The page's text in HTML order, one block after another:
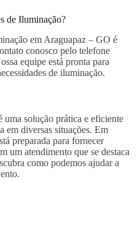
de Iluminação?
em Araguapaz – GO é
conosco pelo telefone
equipe está pronta para
de iluminação.
uma solução prática e eficiente
em diversas situações. Em
preparada para fornecer
um atendimento que se destaca
como podemos ajudar a